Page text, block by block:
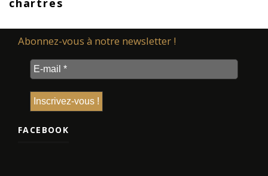
Abonnez-vous à notre newsletter !
FACEBOOK